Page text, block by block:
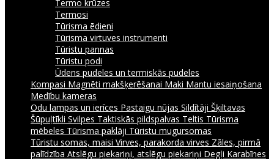
Termo krūzes
Termosi
Tūrisma ēdieni
Tūrisma virtuves instrumenti
Tūristu pannas
Tūristu podi
Ūdens pudeles un termiskās pudeles
Kompasi Magnēti makšķerēšanai Maki Mantu iesaiņošana
Medību kameras
Odu lampas un ierīces Pastaigu nūjas Sildītāji Šķiltavas
Šūpuļtīkli Svilpes Taktiskās pildspalvas Teltis Tūrisma
mēbeles Tūrisma paklāji Tūristu mugursomas
Tūristu somas, maisi Virves, parakorda virves Zāles, pirmā
palīdzība Atslēgu piekariņi, atslēgu piekariņi Degļi Karabīnes